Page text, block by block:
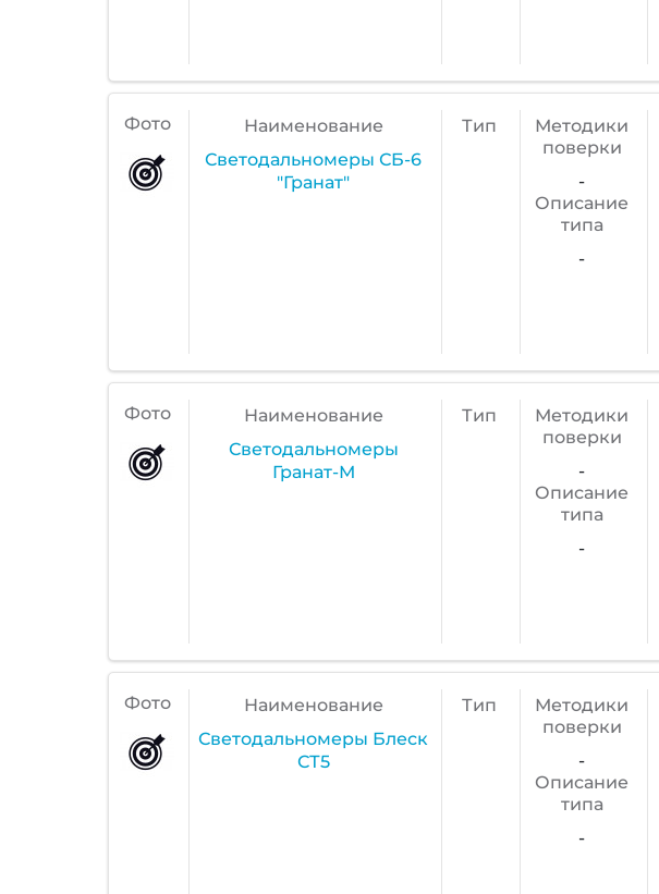
Фото
Наименование
Светодальномеры СБ-6
"Гранат"
Тип
Методики
поверки
-
Описание
типа
-
Фото
Наименование
Светодальномеры
Гранат-М
Тип
Методики
поверки
-
Описание
типа
-
Фото
Наименование
Светодальномеры Блеск
СТ5
Тип
Методики
поверки
-
Описание
типа
-